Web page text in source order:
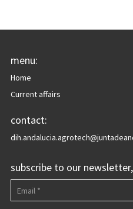
menu:
Home
Current affairs
contact:
subscribe to our